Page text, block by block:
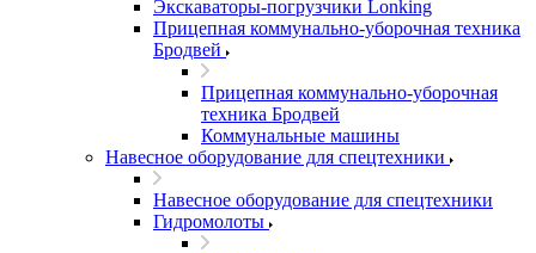
Экскаваторы-погрузчики Lonking
Прицепная коммунально-уборочная техника
Бродвей
Прицепная коммунально-уборочная
техника Бродвей
Коммунальные машины
Навесное оборудование для спецтехники
Навесное оборудование для спецтехники
Гидромолоты